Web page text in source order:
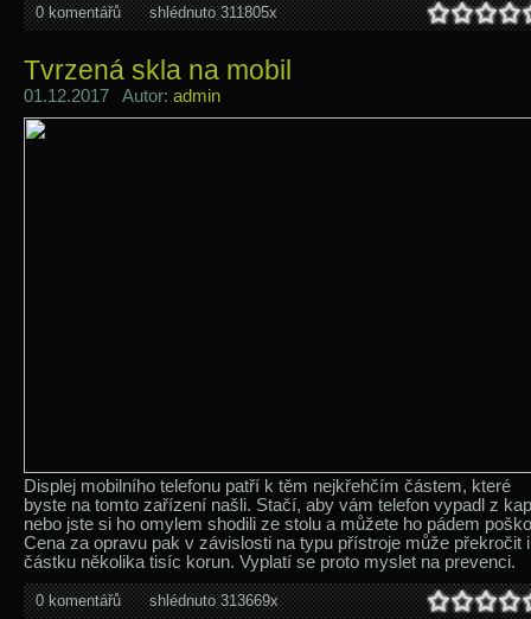
0 komentářů shlédnuto 311805x
Tvrzená skla na mobil
01.12.2017 Autor: admin
Displej mobilního telefonu patří k těm nejkřehčím částem, které
byste na tomto zařízení našli. Stačí, aby vám telefon vypadl z
nebo jste si ho omylem shodili ze stolu a můžete ho pádem
Cena za opravu pak v závislosti na typu přístroje může překročit i
částku několika tisíc korun. Vyplatí se proto myslet na prevenci.
0 komentářů shlédnuto 313669x